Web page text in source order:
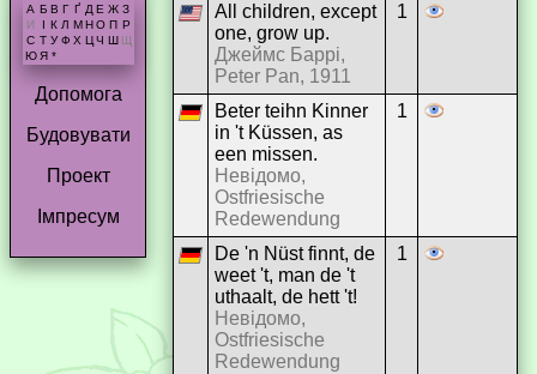
А Б В Г Ґ Д Е Ж З
И
К Л М Н О П Р
С Т У Ф Х Ц Ч Ш Щ
Ю Я *
Допомога
Будовувати
Проект
Імпресум
All children, except
one, grow up.
Джеймс Баррі,
Peter Pan, 1911
1
Beter teihn Kinner
in 't Küssen, as
een missen.
Невідомо,
Ostfriesische
Redewendung
1
De 'n Nüst finnt, de
weet 't, man de 't
uthaalt, de hett 't!
Невідомо,
Ostfriesische
Redewendung
1